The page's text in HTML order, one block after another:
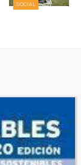
SOCIAL